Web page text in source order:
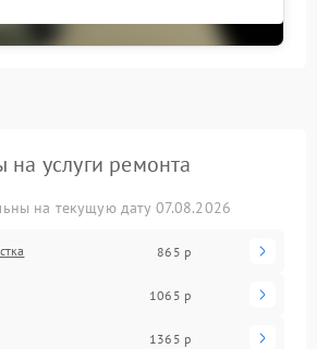
на услуги ремонта
на текущую дату 07.08.2026
865 р
1065 р
1365 р